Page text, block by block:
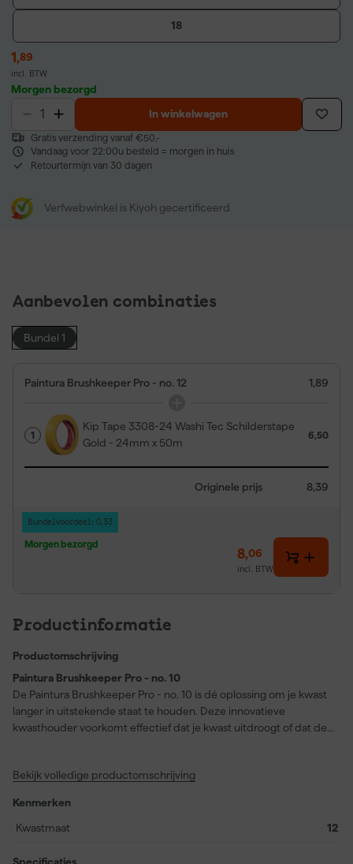
18
1,89
incl. BTW
Morgen bezorgd
In winkelwagen
Gratis verzending vanaf €50,-
Vandaag voor 22:00u besteld = morgen in huis
Retourtermijn van 30 dagen
Verfwebwinkel is Kiyoh gecertificeerd
Aanbevolen combinaties
Bundel 1
Paintura Brushkeeper Pro - no. 12 1,89
1
Kip Tape 3308-24 Washi Tec Schilderstape
Gold - 24mm x 50m
6,50
Originele prijs 8,39
Bundelvoordeel: 0,33
Morgen bezorgd
8,06
incl. BTW
Productinformatie
Productomschrijving
Paintura Brushkeeper Pro - no. 10
De Paintura Brushkeeper Pro - no. 10 is dé oplossing om je kwast
langer in uitstekende staat te houden. Deze innovatieve
kwasthouder voorkomt effectief dat je kwast uitdroogt of dat de
zodat je keer op keer geniet van een strak schilderresultaat. Of je
schilderproject, de Brushkeeper Pro is geschikt voor iedere
klusser. Het verlengt niet alleen de levensduur van je kwasten,
frustratie over harde of misvormde haren. Hierdoor bespaar je op
Bekijk volledige productomschrijving
Kenmerken
Kwastmaat
12
Specificaties